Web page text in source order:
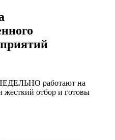
работают на
жесткий отбор и готовы